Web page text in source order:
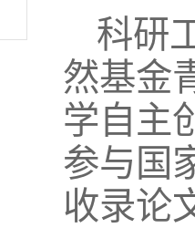
科研
然基金
学自主
参与国
收录论